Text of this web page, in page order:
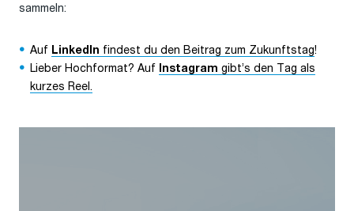
sammeln:
Auf LinkedIn findest du den Beitrag zum Zukunftstag!
Lieber Hochformat? Auf
Instagram gibt’s den Tag als
kurzes Reel.